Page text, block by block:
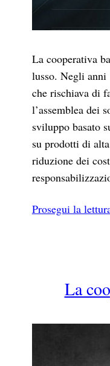
La cooperativa
lusso. Negli anni
che rischiava di
l’assemblea dei
sviluppo basato
su prodotti di
riduzione dei
Prosegui la
La